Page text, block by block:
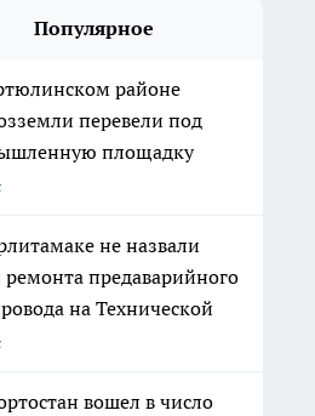
Популярное
районе
перевели под
площадку
не назвали
ремонта предаварийного
на Технической
вошел в число